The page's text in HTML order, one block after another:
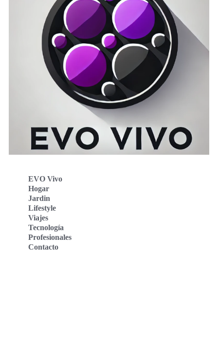
EVO Vivo
Hogar
Jardin
Lifestyle
Viajes
Tecnología
Profesionales
Contacto